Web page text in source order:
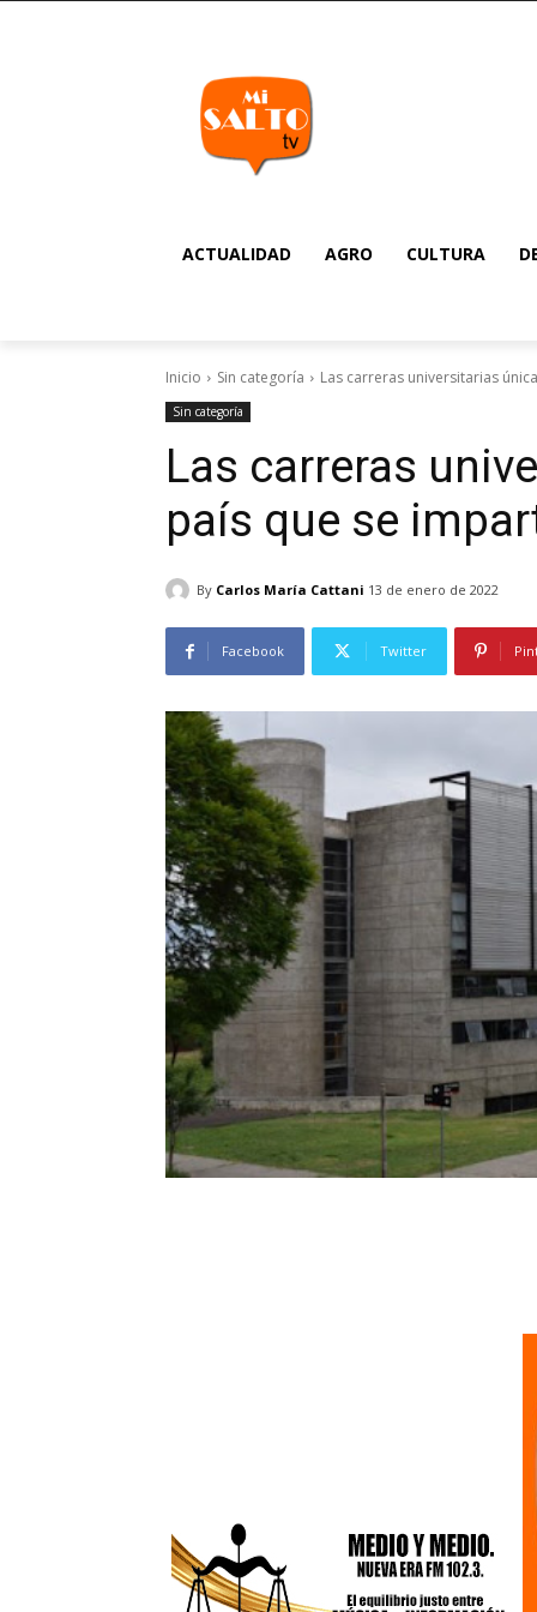
ACTUALIDAD AGRO CULTURA
Inicio Sin categoría Las carreras universitarias
Sin categoría
Las carreras
país que se
By Carlos María Cattani 13 de enero de 2022
Facebook Twitter